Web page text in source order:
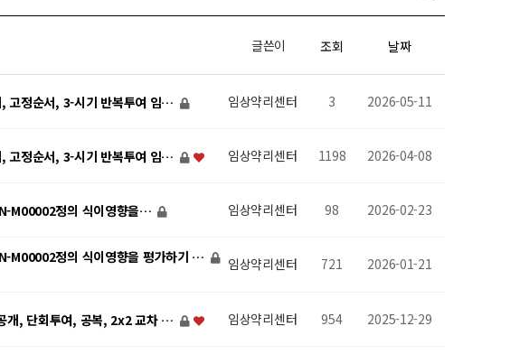
글쓴이 조회 날짜
, 고정순서, 3-시기 반복투여 임… 임상약리센터 3 2026-05-11
, 고정순서, 3-시기 반복투여 임… 임상약리센터 1198 2026-04-08
M00002정의 식이영향을… 임상약리센터 98 2026-02-23
M00002정의 식이영향을 평가하기 … 임상약리센터 721 2026-01-21
개, 단회투여, 공복, 2x2 교차 … 임상약리센터 954 2025-12-29